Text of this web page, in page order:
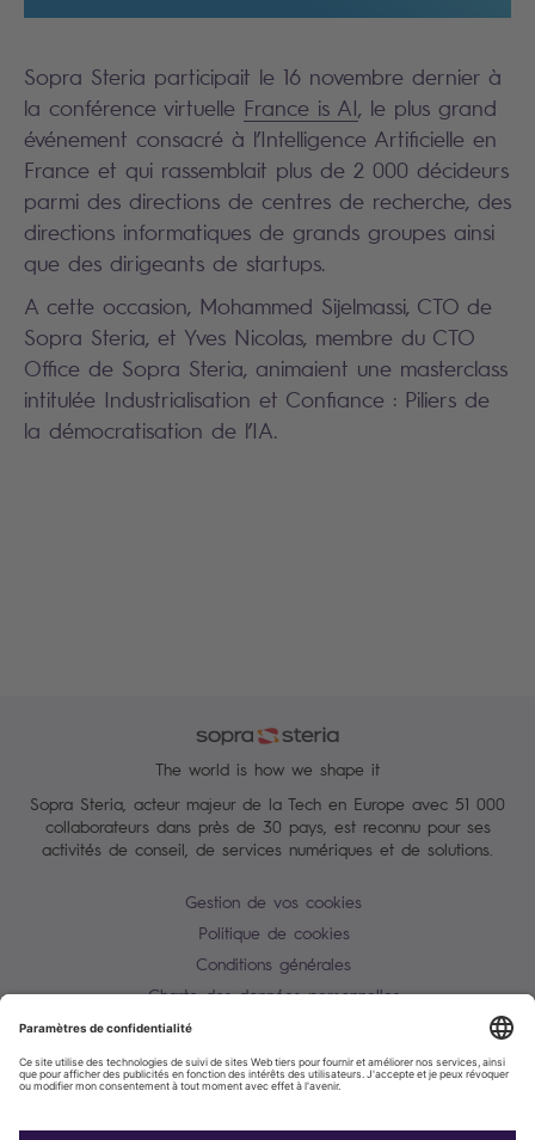
Sopra Steria participait le 16 novembre dernier à
la conférence virtuelle France is AI, le plus grand
événement consacré à l’Intelligence Artificielle en
France et qui rassemblait plus de 2 000 décideurs
parmi des directions de centres de recherche, des
directions informatiques de grands groupes ainsi
que des dirigeants de startups.
A cette occasion, Mohammed Sijelmassi, CTO de
Sopra Steria, et Yves Nicolas, membre du CTO
Office de Sopra Steria, animaient une masterclass
intitulée Industrialisation et Confiance : Piliers de
la démocratisation de l’IA.
The world is how we shape it
Sopra Steria, acteur majeur de la Tech en Europe avec 51 000
collaborateurs dans près de 30 pays, est reconnu pour ses
activités de conseil, de services numériques et de solutions.
Gestion de vos cookies
Politique de cookies
Conditions générales
Charte des données personnelles
Alerte Tentative d'escroquerie / usurpation d'identité
Plan du site
Contactez-nous